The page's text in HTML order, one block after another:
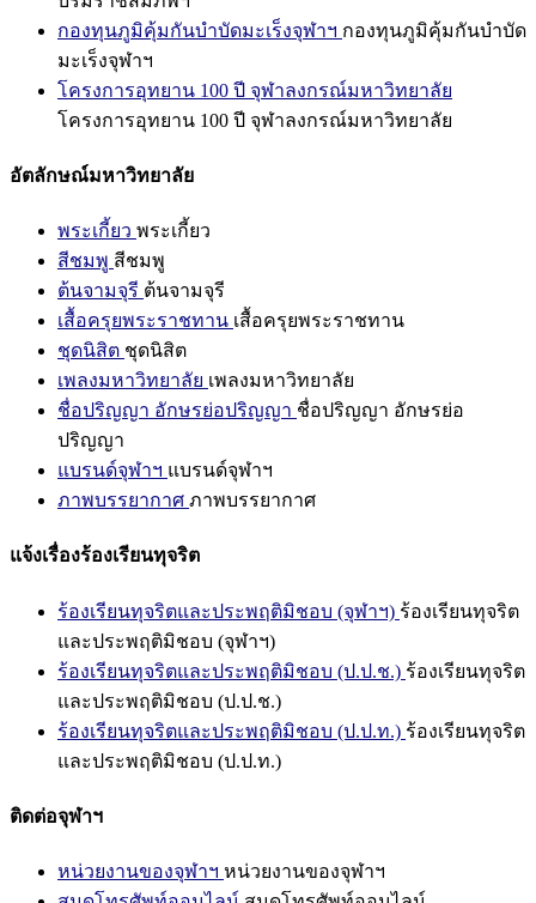
กองทุนภูมิคุ้มกันบำบัดมะเร็งจุฬาฯ กองทุนภูมิคุ้มกันบำบัด
มะเร็งจุฬาฯ
โครงการอุทยาน 100 ปี จุฬาลงกรณ์มหาวิทยาลัย
โครงการอุทยาน 100 ปี จุฬาลงกรณ์มหาวิทยาลัย
อัตลักษณ์มหาวิทยาลัย
พระเกี้ยว พระเกี้ยว
สีชมพู สีชมพู
ต้นจามจุรี ต้นจามจุรี
เสื้อครุยพระราชทาน เสื้อครุยพระราชทาน
ชุดนิสิต ชุดนิสิต
เพลงมหาวิทยาลัย เพลงมหาวิทยาลัย
ชื่อปริญญา อักษรย่อปริญญา ชื่อปริญญา อักษรย่อ
ปริญญา
แบรนด์จุฬาฯ แบรนด์จุฬาฯ
ภาพบรรยากาศ ภาพบรรยากาศ
แจ้งเรื่องร้องเรียนทุจริต
ร้องเรียนทุจริตและประพฤติมิชอบ (จุฬาฯ) ร้องเรียนทุจริต
และประพฤติมิชอบ (จุฬาฯ)
ร้องเรียนทุจริตและประพฤติมิชอบ (ป.ป.ช.) ร้องเรียนทุจริต
และประพฤติมิชอบ (ป.ป.ช.)
ร้องเรียนทุจริตและประพฤติมิชอบ (ป.ป.ท.) ร้องเรียนทุจริต
และประพฤติมิชอบ (ป.ป.ท.)
ติดต่อจุฬาฯ
หน่วยงานของจุฬาฯ หน่วยงานของจุฬาฯ